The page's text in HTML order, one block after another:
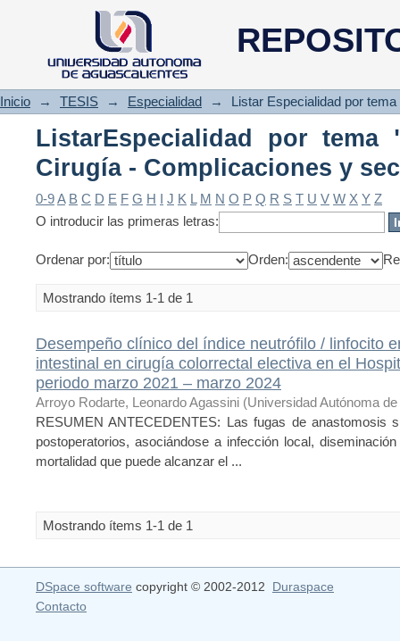
ListarEspecialidad por
Complicaciones y secuelas"
Inicio → TESIS → Especialidad → Listar Especialidad por tema
ListarEspecialidad por tema
Cirugía - Complicaciones y
0-9A B C D E F G H I J K L M N O P Q R S T U V W X Y Z
O introducir las primeras letras:
Ordenar por: Orden:
Mostrando ítems 1-1 de 1
Desempeño clínico del índice neutrófilo / linfocito
intestinal en cirugía colorrectal electiva en el
periodo marzo 2021 – marzo 2024
Arroyo Rodarte, Leonardo Agassini (Universidad Autónoma
RESUMEN ANTECEDENTES: Las fugas de anastomosis
postoperatorios, asociándose a infección local,
mortalidad que puede alcanzar el ...
Mostrando ítems 1-1 de 1
DSpace software copyright © 2002-2012 Duraspace
Contacto